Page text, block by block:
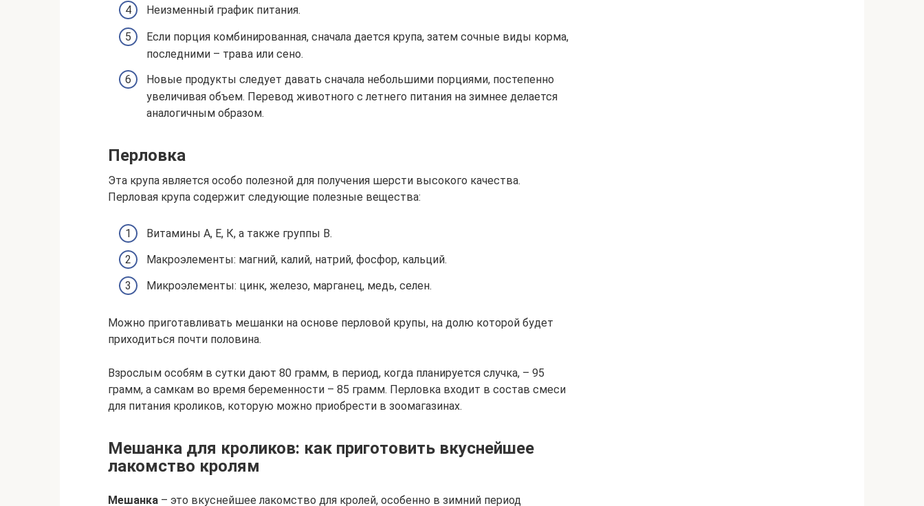
Неизменный график питания.
Если порция комбинированная, сначала дается крупа, затем сочные виды корма,
последними – трава или сено.
Новые продукты следует давать сначала небольшими порциями, постепенно
увеличивая объем. Перевод животного с летнего питания на зимнее делается
аналогичным образом.
Перловка
Эта крупа является особо полезной для получения шерсти высокого качества.
Перловая крупа содержит следующие полезные вещества:
Витамины А, Е, К, а также группы В.
Макроэлементы: магний, калий, натрий, фосфор, кальций.
Микроэлементы: цинк, железо, марганец, медь, селен.
Можно приготавливать мешанки на основе перловой крупы, на долю которой будет
приходиться почти половина.
Взрослым особям в сутки дают 80 грамм, в период, когда планируется случка, – 95
грамм, а самкам во время беременности – 85 грамм. Перловка входит в состав смеси
для питания кроликов, которую можно приобрести в зоомагазинах.
Мешанка для кроликов: как приготовить вкуснейшее
лакомство кролям
Мешанка – это вкуснейшее лакомство для кролей, особенно в зимний период